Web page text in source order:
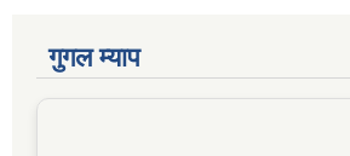
गुगल म्याप